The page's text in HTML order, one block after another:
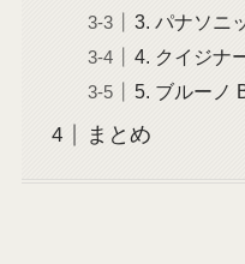
3. パナソニ
4. クイジナ
5. ブルーノ
まとめ